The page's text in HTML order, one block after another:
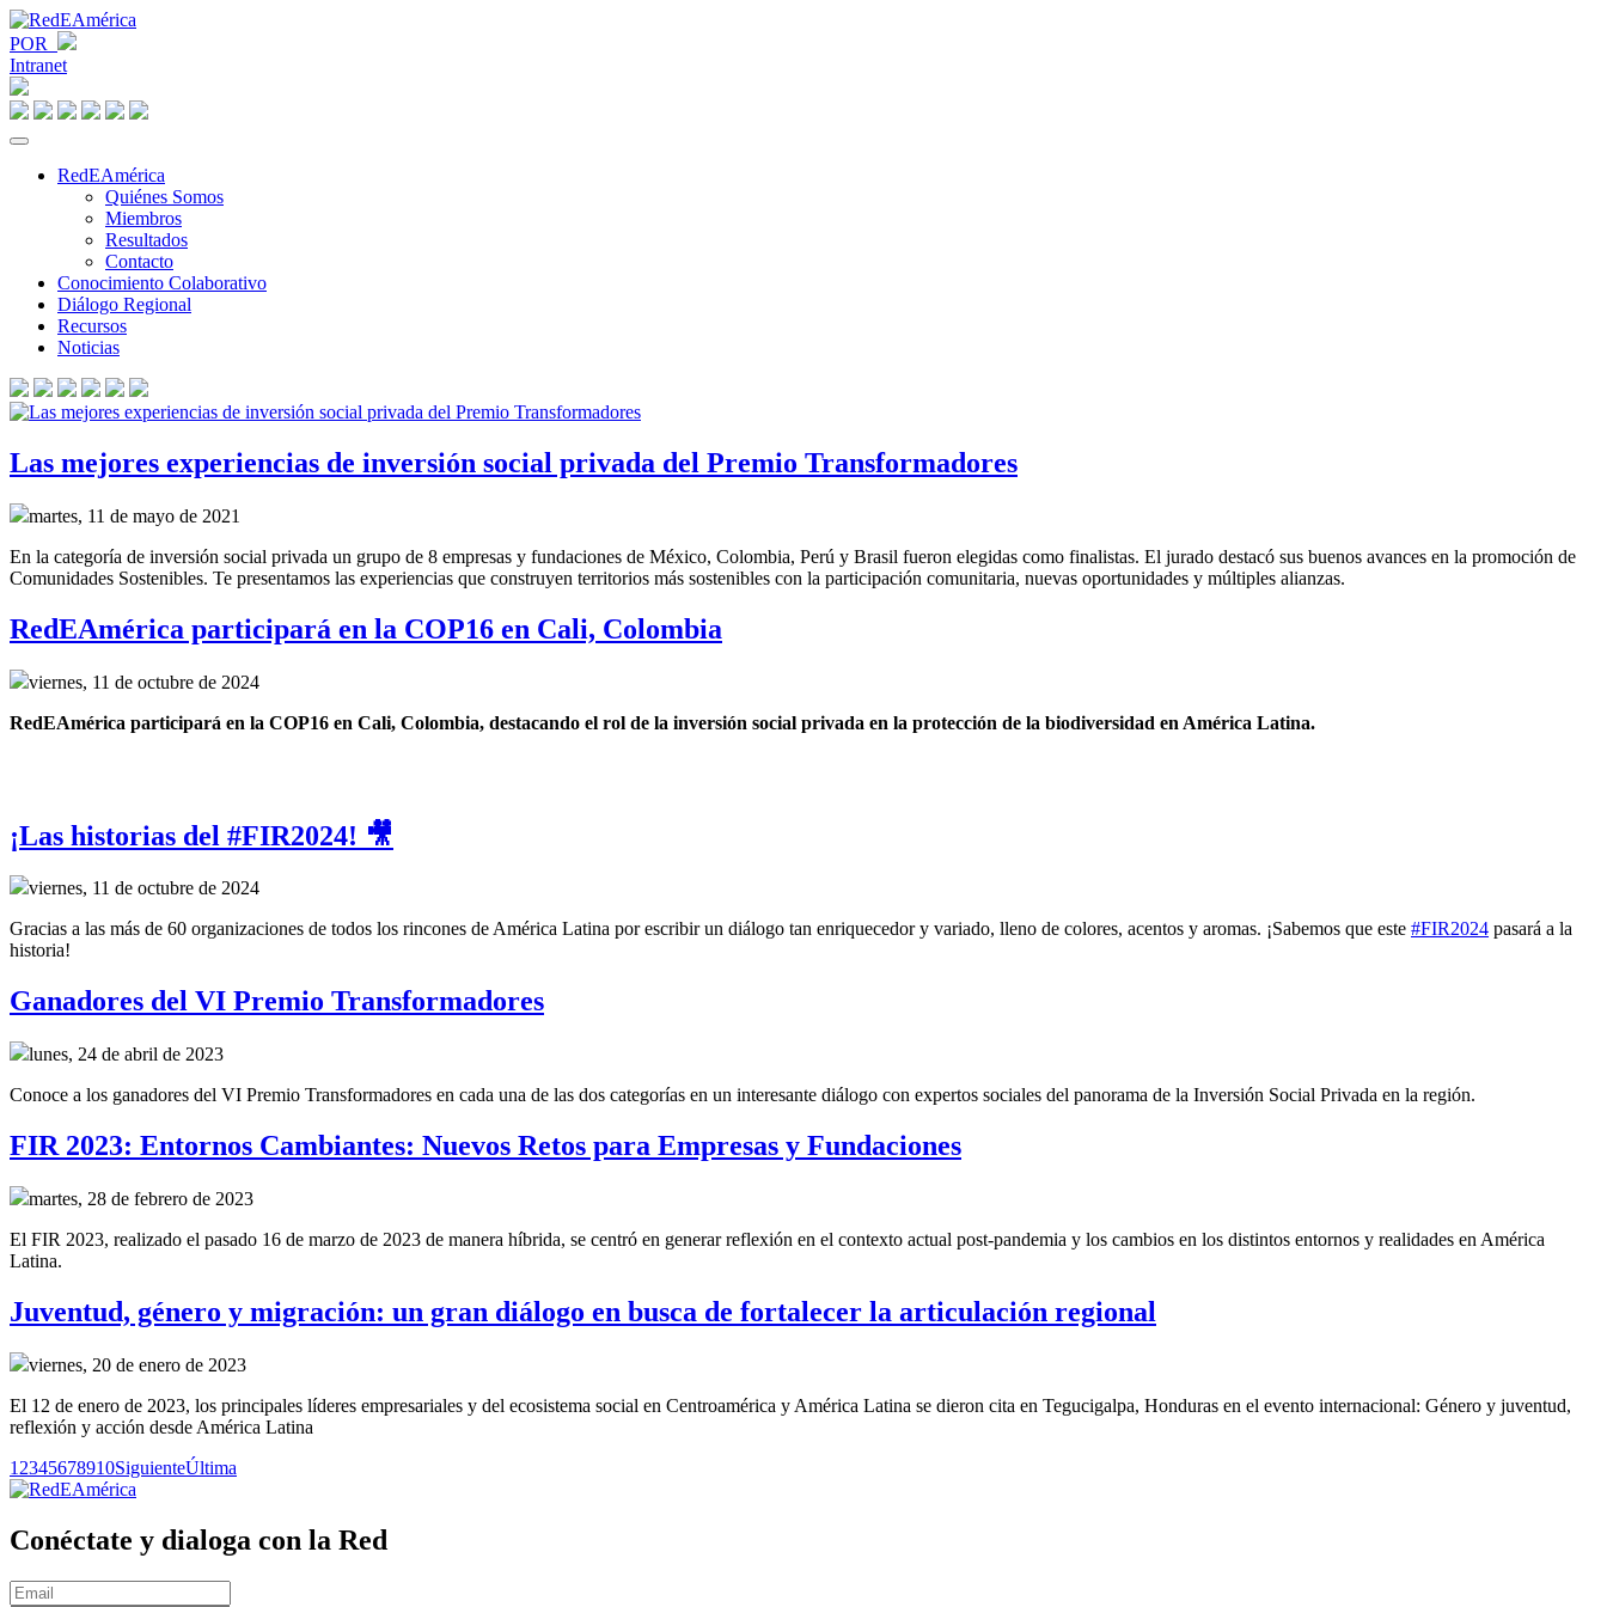
POR
Intranet
RedEAmérica
Quiénes Somos
Miembros
Resultados
Contacto
Conocimiento Colaborativo
Diálogo Regional
Recursos
Noticias
Las mejores experiencias de inversión social privada del Premio Transformadores
martes, 11 de mayo de 2021
En la categoría de inversión social privada un grupo de 8 empresas y fundaciones de México, Colombia, Perú y Brasil fueron elegidas como finalistas. El jurado destacó sus buenos avances en la promoción de
Comunidades Sostenibles. Te presentamos las experiencias que construyen territorios más sostenibles con la participación comunitaria, nuevas oportunidades y múltiples alianzas.
RedEAmérica participará en la COP16 en Cali, Colombia
viernes, 11 de octubre de 2024
RedEAmérica participará en la COP16 en Cali, Colombia, destacando el rol de la inversión social privada en la protección de la biodiversidad en América Latina.
¡Las historias del #FIR2024! 🎥
viernes, 11 de octubre de 2024
Gracias a las más de 60 organizaciones de todos los rincones de América Latina por escribir un diálogo tan enriquecedor y variado, lleno de colores, acentos y aromas. ¡Sabemos que este #FIR2024 pasará a la
historia!
Ganadores del VI Premio Transformadores
lunes, 24 de abril de 2023
Conoce a los ganadores del VI Premio Transformadores en cada una de las dos categorías en un interesante diálogo con expertos sociales del panorama de la Inversión Social Privada en la región.
FIR 2023: Entornos Cambiantes: Nuevos Retos para Empresas y Fundaciones
martes, 28 de febrero de 2023
El FIR 2023, realizado el pasado 16 de marzo de 2023 de manera híbrida, se centró en generar reflexión en el contexto actual post-pandemia y los cambios en los distintos entornos y realidades en América
Latina.
Juventud, género y migración: un gran diálogo en busca de fortalecer la articulación regional
viernes, 20 de enero de 2023
El 12 de enero de 2023, los principales líderes empresariales y del ecosistema social en Centroamérica y América Latina se dieron cita en Tegucigalpa, Honduras en el evento internacional: Género y juventud,
reflexión y acción desde América Latina
1 2345678910SiguienteÚltima
Conéctate y dialoga con la Red